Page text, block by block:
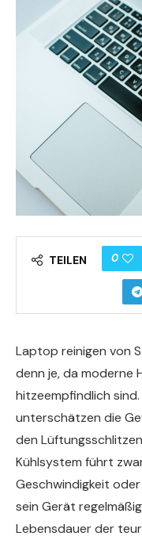
TEILEN 0
Laptop reinigen von
denn je, da moderne
hitzeempfindlich
unterschätzen die
den
Kühlsystem führt
Geschwindigkeit
sein Gerät
Lebensdauer der